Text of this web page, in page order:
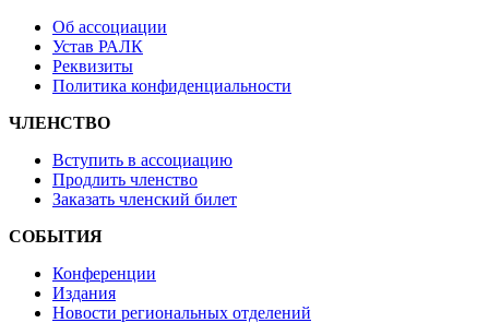
Об ассоциации
Устав РАЛК
Реквизиты
Политика конфиденциальности
ЧЛЕНСТВО
Вступить в ассоциацию
Продлить членство
Заказать членский билет
СОБЫТИЯ
Конференции
Издания
Новости региональных отделений